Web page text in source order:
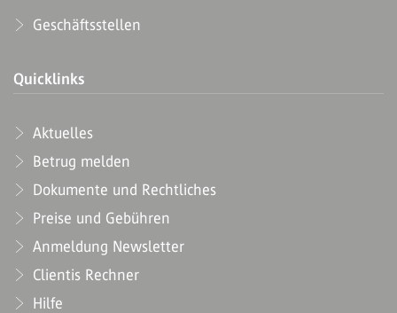
Geschäftsstellen
Quicklinks
Aktuelles
Betrug melden
Dokumente und Rechtliches
Preise und Gebühren
Anmeldung Newsletter
Clientis Rechner
Hilfe